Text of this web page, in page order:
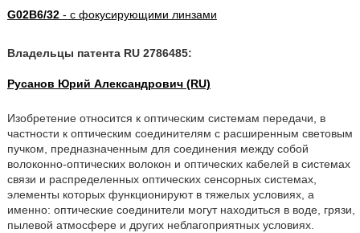
G02B6/32- с фокусирующими линзами
Владельцы патента RU 2786485:
Русанов Юрий Александрович (RU)
Изобретение относится к оптическим системам передачи, в
частности к оптическим соединителям с расширенным световым
пучком, предназначенным для соединения между собой
волоконно-оптических волокон и оптических кабелей в системах
связи и распределенных оптических сенсорных системах,
элементы которых функционируют в тяжелых условиях, а
именно: оптические соединители могут находиться в воде, грязи,
пылевой атмосфере и других неблагоприятных условиях.